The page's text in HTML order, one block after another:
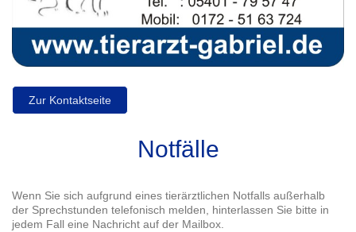
Zur Kontaktseite
Notfälle
Wenn Sie sich aufgrund eines tierärztlichen Notfalls außerhalb
der Sprechstunden telefonisch melden, hinterlassen Sie bitte in
jedem Fall eine Nachricht auf der Mailbox.